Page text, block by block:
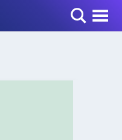
Toggle Menu